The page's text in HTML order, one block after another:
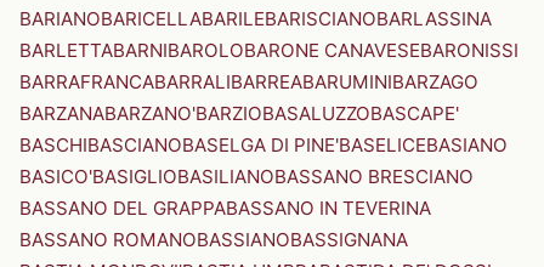
BARIANOBARICELLABARILEBARISCIANOBARLASSINA
BARLETTABARNIBAROLOBARONE CANAVESEBARONISSI
BARRAFRANCABARRALIBARREABARUMINIBARZAGO
BARZANABARZANO'BARZIOBASALUZZOBASCAPE'
BASCHIBASCIANOBASELGA DI PINE'BASELICEBASIANO
BASICO'BASIGLIOBASILIANOBASSANO BRESCIANO
BASSANO DEL GRAPPABASSANO IN TEVERINA
BASSANO ROMANOBASSIANOBASSIGNANA